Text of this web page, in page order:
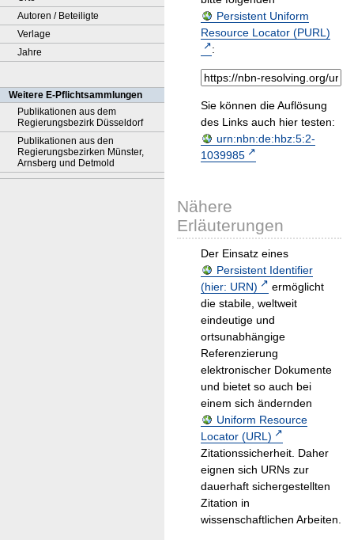
Autoren / Beteiligte
Verlage
Jahre
Weitere E-Pflichtsammlungen
Publikationen aus dem
Regierungsbezirk Düsseldorf
Publikationen aus den
Regierungsbezirken Münster,
Arnsberg und Detmold
Persistent Uniform
Resource Locator (PURL)
:
Sie können die Auflösung
des Links auch hier testen:
urn:nbn:de:hbz:5:2-
1039985
Nähere
Erläuterungen
Der Einsatz eines
Persistent Identifier
(hier: URN)
ermöglicht
die stabile, weltweit
eindeutige und
ortsunabhängige
Referenzierung
elektronischer Dokumente
und bietet so auch bei
einem sich ändernden
Uniform Resource
Locator (URL)
Zitationssicherheit. Daher
eignen sich URNs zur
dauerhaft sichergestellten
Zitation in
wissenschaftlichen Arbeiten.